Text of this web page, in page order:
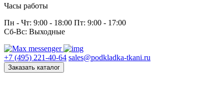
Часы работы
Пн - Чт: 9:00 - 18:00 Пт: 9:00 - 17:00
Сб-Вс: Выходные
+7 (495) 221-40-64 sales@podkladka-tkani.ru
Заказать каталог